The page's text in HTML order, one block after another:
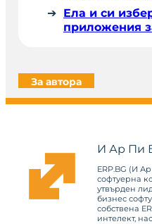
Ела и си
приложения
За автора
И Ар Пи
ERP.BG (И
софтуерна
утвърден
бизнес
собствена
интелект,